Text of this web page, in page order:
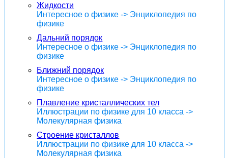
Жидкости
Интересное о физике -> Энциклопедия по
физике
Дальний порядок
Интересное о физике -> Энциклопедия по
физике
Ближний порядок
Интересное о физике -> Энциклопедия по
физике
Плавление кристаллических тел
Иллюстрации по физике для 10 класса ->
Молекулярная физика
Строение кристаллов
Иллюстрации по физике для 10 класса ->
Молекулярная физика